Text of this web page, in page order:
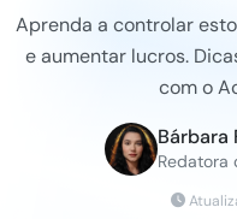
Aprenda a controlar
e aumentar lucros.
com o
Bárbara
Redatora